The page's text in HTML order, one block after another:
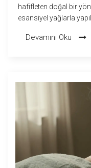
hafifleten doğal bir
esansiyel yağlarla
Devamını Oku